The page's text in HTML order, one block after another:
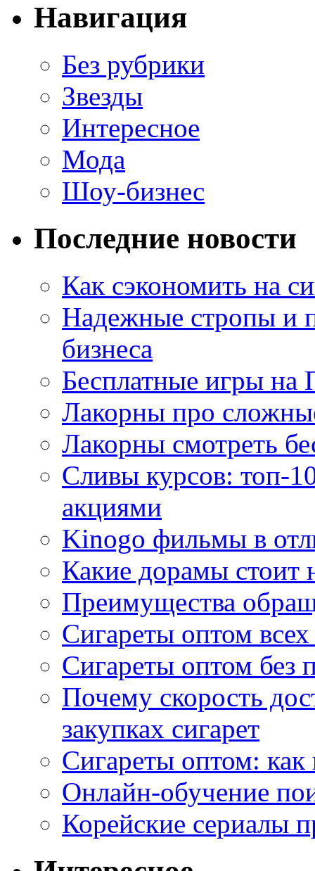
Навигация
Без рубрики
Звезды
Интересное
Мода
Шоу-бизнес
Последние новости
Как сэкономить на
Надежные стропы и
бизнеса
Бесплатные игры на
Лакорны про
Лакорны смотреть
Сливы курсов: топ-
акциями
Kinogo фильмы в
Какие дорамы стоит
Преимущества
Сигареты оптом
Сигареты оптом без
Почему скорость
закупках сигарет
Сигареты оптом:
Онлайн-обучение
Корейские сериалы